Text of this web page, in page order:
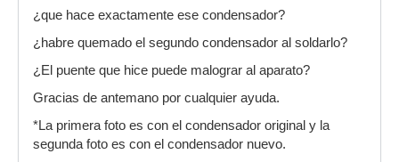
¿que hace exactamente ese condensador?
¿habre quemado el segundo condensador al soldarlo?
¿El puente que hice puede malograr al aparato?
Gracias de antemano por cualquier ayuda.
*La primera foto es con el condensador original y la
segunda foto es con el condensador nuevo.